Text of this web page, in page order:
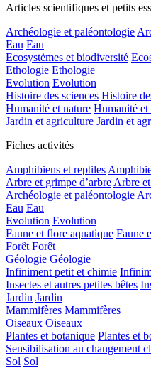
Articles scientifiques et petits
Archéologie et paléontologie
Eau Eau
Ecosystèmes et biodiversité
Ethologie Ethologie
Evolution Evolution
Histoire des sciences Histoire
Humanité et nature Humanité et
Jardin et agriculture Jardin et
Fiches activités
Amphibiens et reptiles
Arbre et grimpe d’arbre Arbre
Archéologie et paléontologie
Eau Eau
Evolution Evolution
Faune et flore aquatique Faune
Forêt Forêt
Géologie Géologie
Infiniment petit et chimie
Insectes et autres petites bêtes
Jardin Jardin
Mammifères Mammifères
Oiseaux Oiseaux
Plantes et botanique Plantes et
Sensibilisation au changement
Sol Sol